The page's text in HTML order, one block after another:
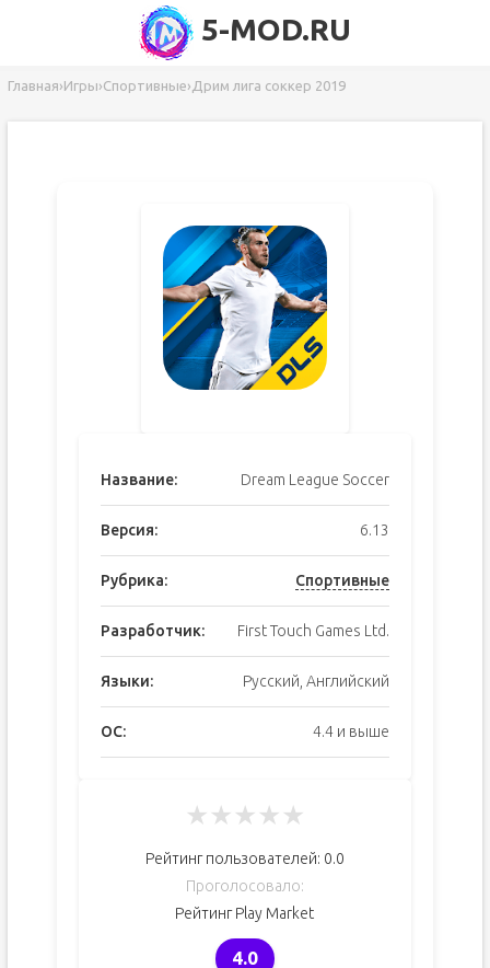
5-MOD.RU
Главная›Игры›Спортивные› Дрим лига соккер 2019
Название: Dream League Soccer
Версия: 6.13
Рубрика: Спортивные
Разработчик: First Touch Games Ltd.
Языки: Русский, Английский
ОС: 4.4 и выше
★★★★★
Рейтинг пользователей: 0.0
Проголосовало:
Рейтинг Play Market
4.0